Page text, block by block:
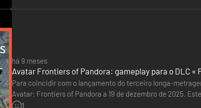
há 9 meses
Avatar Frontiers of Pandora: gameplay para o DLC «
Para coincidir com o lançamento do terceiro longa-
Avatar: Frontiers of Pandora a 19 de dezembro de 2025.
Ash com uma nova missão de vingança e redenção. Nele,
1